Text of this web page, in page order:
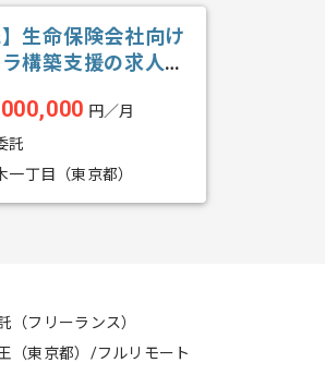
】生命保険会社向け
構築支援の求人・
円／月
託
一丁目（東京都）
（フリーランス）
（東京都）/フルリモート